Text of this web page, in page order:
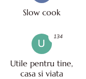
Slow cook
U
Utile pentru tine,
casa si viata
134